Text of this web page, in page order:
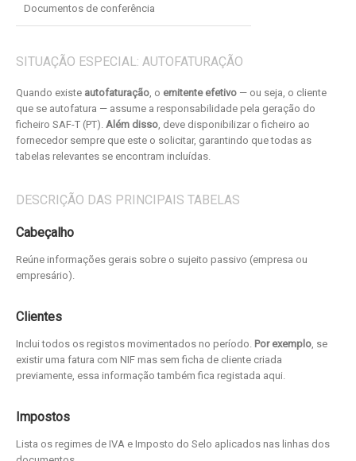
Documentos de conferência
SITUAÇÃO ESPECIAL: AUTOFATURAÇÃO
Quando existe autofaturação, o emitente efetivo — ou seja, o cliente
que se autofatura — assume a responsabilidade pela geração do
ficheiro SAF-T (PT). Além disso, deve disponibilizar o ficheiro ao
fornecedor sempre que este o solicitar, garantindo que todas as
tabelas relevantes se encontram incluídas.
DESCRIÇÃO DAS PRINCIPAIS TABELAS
Cabeçalho
Reúne informações gerais sobre o sujeito passivo (empresa ou
empresário).
Clientes
Inclui todos os registos movimentados no período. Por exemplo, se
existir uma fatura com NIF mas sem ficha de cliente criada
previamente, essa informação também fica registada aqui.
Impostos
Lista os regimes de IVA e Imposto do Selo aplicados nas linhas dos